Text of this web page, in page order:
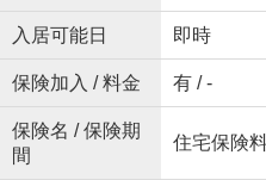
入居可能日 即時
保険加入 / 料金 有 / -
保険名 / 保険期
間
住宅保険